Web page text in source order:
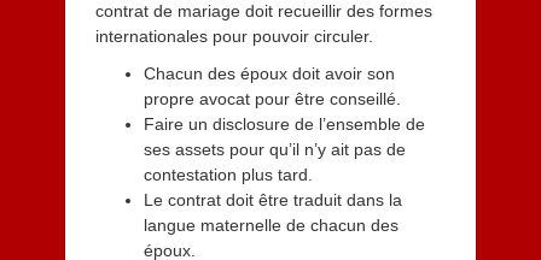
contrat de mariage doit recueillir des formes
internationales pour pouvoir circuler.
Chacun des époux doit avoir son
propre avocat pour être conseillé.
Faire un disclosure de l’ensemble de
ses assets pour qu’il n’y ait pas de
contestation plus tard.
Le contrat doit être traduit dans la
langue maternelle de chacun des
époux.